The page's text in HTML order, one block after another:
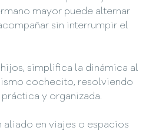
mayor puede alternar
sin interrumpir el
simplifica la dinámica al
cochecito, resolviendo
y organizada.
aliado en viajes o espacios